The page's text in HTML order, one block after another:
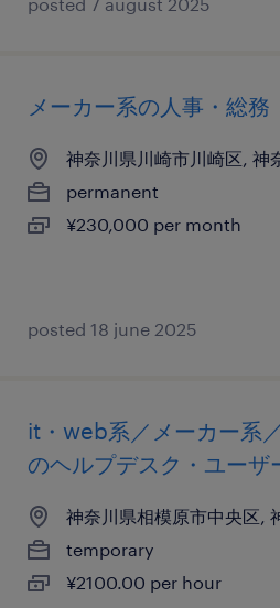
メーカー系の人事・総務
神奈川県川崎市川崎区, 神
permanent
¥230,000 per month
posted 18 june 2025
it・web系／メーカー系
のヘルプデスク・ユーザ
神奈川県相模原市中央区,
temporary
¥2100.00 per hour